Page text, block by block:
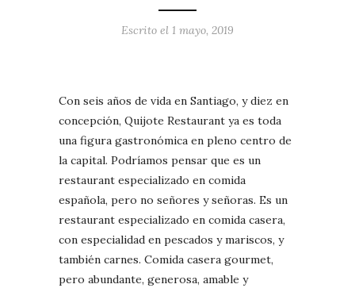
Escrito el 1 mayo, 2019
Con seis años de vida en Santiago, y diez en
concepción, Quijote Restaurant ya es toda
una figura gastronómica en pleno centro de
la capital. Podríamos pensar que es un
restaurant especializado en comida
española, pero no señores y señoras. Es un
restaurant especializado en comida casera,
con especialidad en pescados y mariscos, y
también carnes. Comida casera gourmet,
pero abundante, generosa, amable y